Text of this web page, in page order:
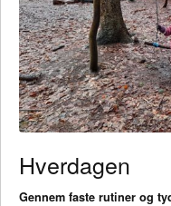
Hverdagen
Gennem faste rutiner og